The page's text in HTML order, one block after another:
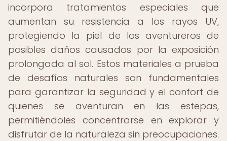
incorpora tratamientos especiales que
aumentan su resistencia a los rayos UV,
protegiendo la piel de los aventureros de
posibles daños causados por la exposición
prolongada al sol. Estos materiales a prueba
de desafíos naturales son fundamentales
para garantizar la seguridad y el confort de
quienes se aventuran en las estepas,
permitiéndoles concentrarse en explorar y
disfrutar de la naturaleza sin preocupaciones.